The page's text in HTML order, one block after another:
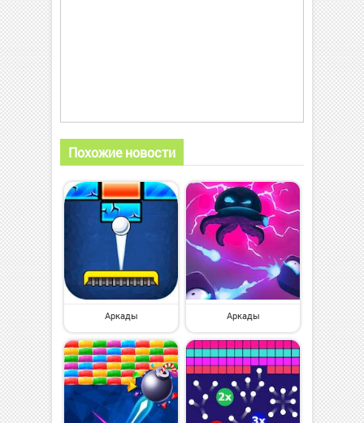
Похожие новости
Аркады Аркады